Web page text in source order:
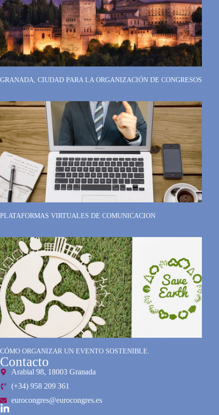
GRANADA, CIUDAD PARA LA ORGANIZACIÓN DE CONGRESOS
PLATAFORMAS VIRTUALES DE COMUNICACION
CÓMO ORGANIZAR UN EVENTO SOSTENIBLE.
Contacto
Arabial 98, 18003 Granada
(+34) 958 209 361
eurocongres@eurocongres.es